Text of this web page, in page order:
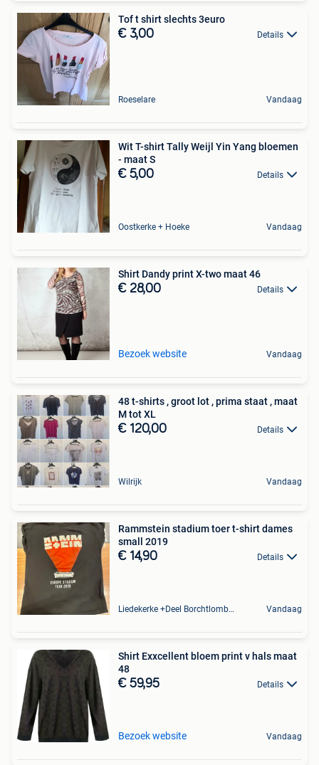
Tof t shirt slechts 3euro
€ 3,00 Details
Roeselare Vandaag
Wit T-shirt Tally Weijl Yin Yang bloemen
- maat S
€ 5,00 Details
Oostkerke + Hoeke Vandaag
Shirt Dandy print X-two maat 46
€ 28,00 Details
Bezoek website Vandaag
48 t-shirts , groot lot , prima staat , maat
M tot XL
€ 120,00 Details
Wilrijk Vandaag
Rammstein stadium toer t-shirt dames
small 2019
€ 14,90 Details
Liedekerke +Deel Borchtlombeek Vandaag
Shirt Exxcellent bloem print v hals maat
48
€ 59,95 Details
Bezoek website Vandaag